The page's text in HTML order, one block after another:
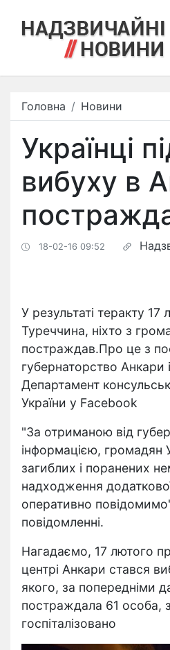
Головна Новини
Українці
вибуху в
18-02-16 09:52
У результаті теракту 17
Туреччина, ніхто з
постраждав.Про це з
губернаторство Анкари
Департамент
України у Facebook
"За отриманою від
інформацією, громадян
загиблих і поранених
надходження
оперативно
повідомленні.
Нагадаємо, 17 лютого
центрі Анкари стався
якого, за попередніми
постраждала 61 особа,
госпіталізовано